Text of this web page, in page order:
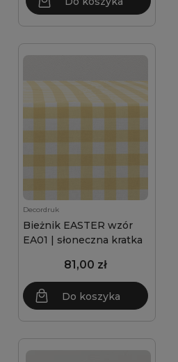
Decordruk
Bieżnik EASTER wzór
EA01 | słoneczna kratka
81,00 zł
Do koszyka